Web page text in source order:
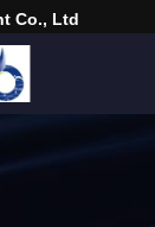
Co., Ltd.